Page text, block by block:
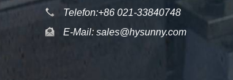
Telefon:+86 021-33840748
E-Mail:sales@hysunny.com